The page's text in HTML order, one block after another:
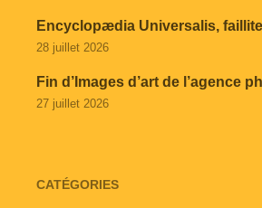
Encyclopædia Universalis,
28 juillet 2026
Fin d’Images d’art de l’agence
27 juillet 2026
CATÉGORIES